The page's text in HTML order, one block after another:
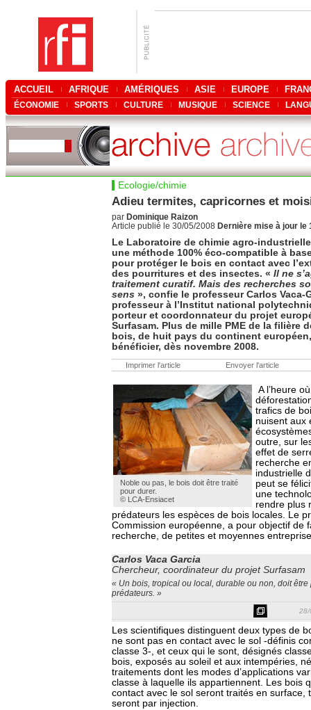
ACCUEIL AFRIQUE AMÉRIQUES ASIE EUROPE
ÉCONOMIE SPORTS CULTURE MUSIQUE SCIENCE
Ecologie/chimie
Adieu termites, capricornes et
par Dominique Raizon
Article publié le 30/05/2008 Dernière mise à jour le
Le Laboratoire de chimie agro-
une méthode 100% éco-compatible à
pour protéger le bois en contact avec
des pourritures et des insectes. « Il ne
traitement curatif. Mais des recherches
sens », confie le professeur Carlos Vaca-
professeur à l’Institut national
porteur et coordonnateur du projet
Surfasam. Plus de mille PME de la filière
bois, de huit pays du continent
bénéficier, dès novembre 2008.
Imprimer l'article Envoyer l'article
Noble ou pas, le bois doit être traité
pour durer.
© LCA-Ensiacet
A l’heure
trafics de
nuisent aux
outre, sur
effet de
recherche
industrielle
peut se
une
rendre plus
prédateurs les espèces de bois locales. Le
Commission européenne, a pour objectif de
recherche, de petites et moyennes
Carlos Vaca Garcia
Chercheur, coordinateur du projet Surfasam
« Un bois, tropical ou local, durable ou non, doit
prédateurs. »
Les scientifiques distinguent deux types de
ne sont pas en contact avec le sol -définis
classe 3-, et ceux qui le sont, désignés
bois, exposés au soleil et aux intempéries,
traitements dont les modes d’applications
classe à laquelle ils appartiennent. Les bois
contact avec le sol seront traités en surface,
seront par injection.